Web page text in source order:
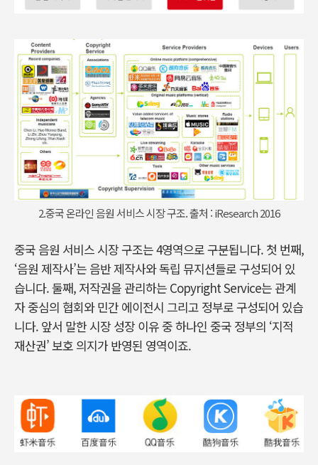
2.중국 온라인 음원 서비스 시장 구조. 출처 : iResearch 2016
중국 음원 서비스 시장 구조는 4영역으로 구분됩니다. 첫 번째,
‘음원 제작사’는 음반 제작사와 독립 뮤지션들로 구성되어 있
습니다. 둘째, 저작권을 관리하는 Copyright Service는 관계
자 중심의 협회와 민간 에이전시 그리고 정부로 구성되어 있습
니다. 앞서 말한 시장 성장 이유 중 하나인 중국 정부의 ‘지적
재산권’ 보호 의지가 반영된 영역이죠.